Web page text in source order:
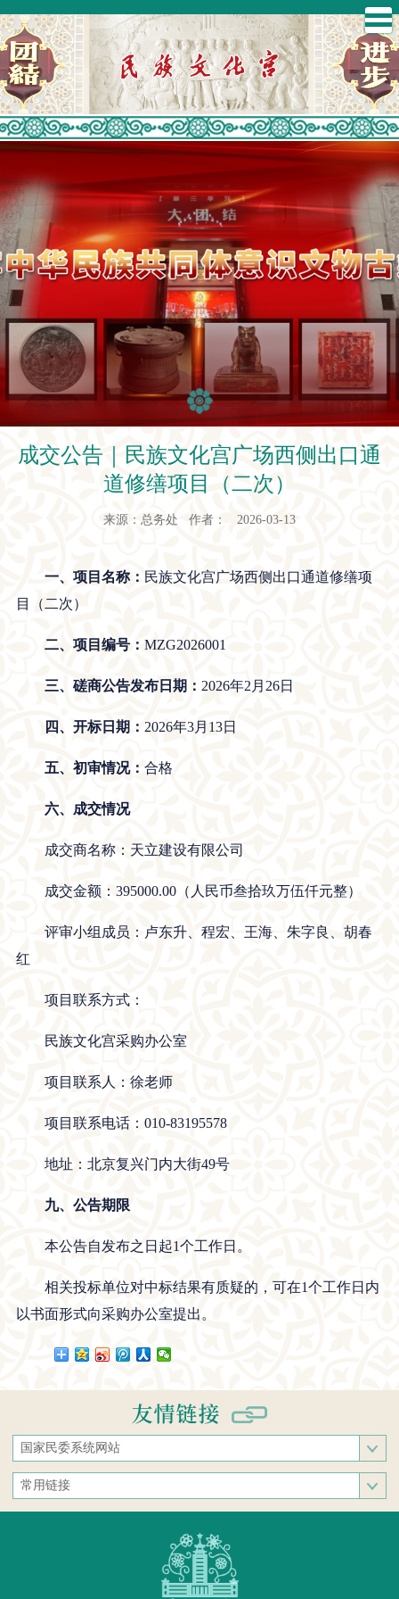
成交公告｜民族文化宫广场西侧出口通
道修缮项目（二次）
来源：总务处 作者： 2026-03-13
一、项目名称： 民族文化宫广场西侧出口通道修缮项
目（二次）
二、项目编号： MZG2026001
三、磋商公告发布日期： 2026年2月26日
四、开标日期： 2026年3月13日
五、初审情况： 合格
六、成交情况
成交商名称：天立建设有限公司
成交金额：395000.00（人民币叁拾玖万伍仟元整）
评审小组成员：卢东升、程宏、王海、朱字良、胡春
红
项目联系方式：
民族文化宫采购办公室
项目联系人：徐老师
项目联系电话：010-83195578
地址：北京复兴门内大街49号
九、公告期限
本公告自发布之日起1个工作日。
相关投标单位对中标结果有质疑的，可在1个工作日内
以书面形式向采购办公室提出。
国家民委系统网站
国家民族事务委员会
中央民族大学
常用链接
中央统战部